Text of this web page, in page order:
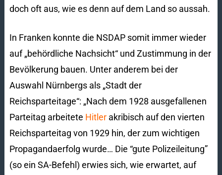
doch oft aus, wie es denn auf dem Land so aussah.
In Franken konnte die NSDAP somit immer wieder
auf „behördliche Nachsicht“ und Zustimmung in der
Bevölkerung bauen. Unter anderem bei der
Auswahl Nürnbergs als „Stadt der
Reichsparteitage“: „Nach dem 1928 ausgefallenen
Parteitag arbeitete Hitlerakribisch auf den vierten
Reichsparteitag von 1929 hin, der zum wichtigen
Propagandaerfolg wurde… Die “gute Polizeileitung”
(so ein SA-Befehl) erwies sich, wie erwartet, auf